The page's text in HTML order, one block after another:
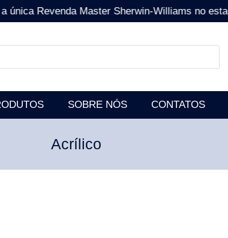
Revenda Master Sherwin-Williams no
SOBRE NÓS CONTATOS
Acrílico